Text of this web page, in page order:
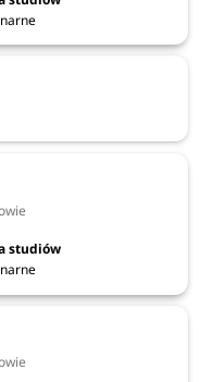
na 14
pierwszego (8
na 14 kierunków
w